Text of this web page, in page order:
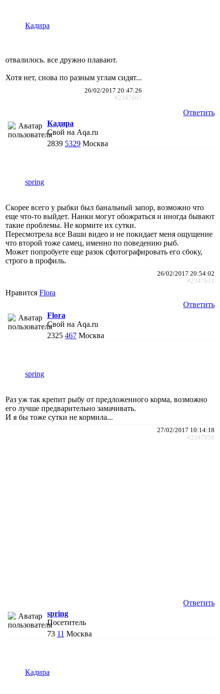
Кадира
отвалилось. все дружно плавают.
Хотя нет, снова по разным углам сидят...
26/02/2017 20:47:26
#2347607
Ответить
Кадира
Свой на Aqa.ru
2839 5329 Москва
spring
Скорее всего у рыбки был банальный запор, возможно что
еще что-то выйдет. Нанки могут обожраться и иногда бывают
такие проблемы. Не кормите их сутки.
Пересмотрела все Ваши видео и не покидает меня ощущение
что второй тоже самец, именно по поведению рыб.
Может попробуете еще разок сфотографировать его сбоку,
строго в профиль.
26/02/2017 20:54:02
#2347611
Нравится Flora
Ответить
Flora
Свой на Aqa.ru
2325 467 Москва
spring
Раз уж так крепит рыбу от предложенного корма, возможно
его лучше предварительно замачивать.
И я бы тоже сутки не кормила...
27/02/2017 10:14:18
#2347856
Ответить
spring
Посетитель
73 11 Москва
Кадира